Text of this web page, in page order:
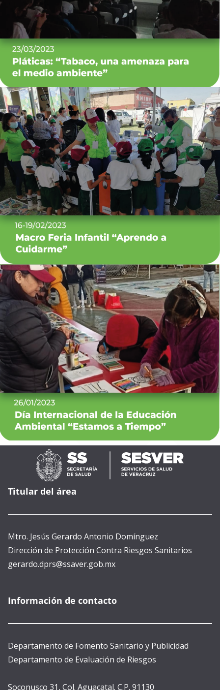
Titular del área
Mtro. Jesús Gerardo Antonio Domínguez
Dirección de Protección Contra Riesgos Sanitarios
gerardo.dprs@ssaver.gob.mx
Información de contacto
Departamento de Fomento Sanitario y Publicidad
Departamento de Evaluación de Riesgos
Soconusco 31, Col. Aguacatal. C.P. 91130